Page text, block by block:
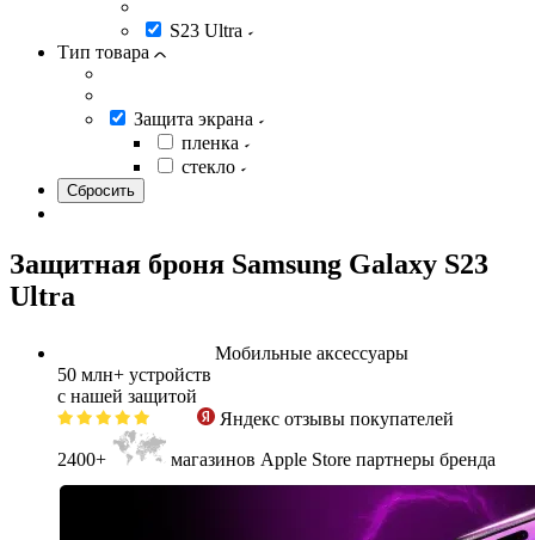
S23 Ultra
Тип товара
Защита экрана
пленка
стекло
Защитная броня Samsung Galaxy S23
Ultra
Мобильные аксессуары
50 млн+ устройств
с нашей защитой
Яндекс отзывы покупателей
2400+
магазинов Apple Store партнеры бренда